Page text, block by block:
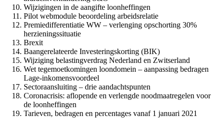
Wijzigingen in de aangifte loonheffingen
Pilot webmodule beoordeling arbeidsrelatie
Premiedifferentiatie WW – verlenging opschorting 30%
herzieningssituatie
Brexit
Baangerelateerde Investeringskorting (BIK)
Wijziging belastingverdrag Nederland en Zwitserland
Wet tegemoetkomingen loondomein – aanpassing bedragen
Lage-inkomensvoordeel
Sectoraansluiting – drie aandachtspunten
Coronacrisis: aflopende en verlengde noodmaatregelen voor
de loonheffingen
Tarieven, bedragen en percentages vanaf 1 januari 2021